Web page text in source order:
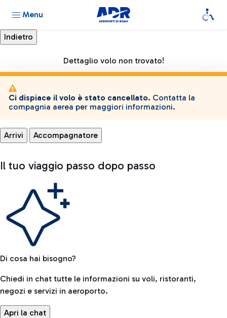
Menu
Dettaglio volo non trovato!
Ci dispiace il volo è stato cancellato. Contatta la
compagnia aerea per maggiori informazioni.
Arrivi Accompagnatore
Il tuo viaggio passo dopo passo
Di cosa hai bisogno?
Chiedi in chat tutte le informazioni su voli, ristoranti,
negozi e servizi in aeroporto.
Apri la chat